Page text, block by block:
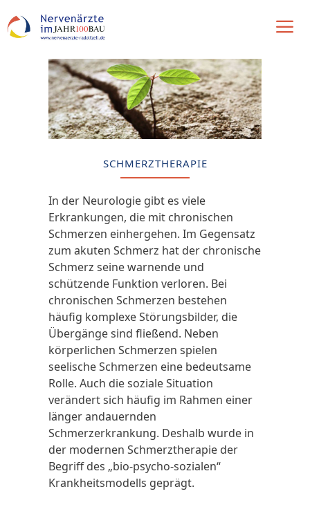
Inhalt
springen
SCHMERZTHERAPIE
In der Neurologie gibt es viele
Erkrankungen, die mit chronischen
Schmerzen einhergehen. Im Gegensatz
zum akuten Schmerz hat der chronische
Schmerz seine warnende und
schützende Funktion verloren. Bei
chronischen Schmerzen bestehen
häufig komplexe Störungsbilder, die
Übergänge sind fließend. Neben
körperlichen Schmerzen spielen
seelischeSchmerzen eine bedeutsame
Rolle. Auch die soziale Situation
verändert sich häufig im Rahmen einer
länger andauernden
Schmerzerkrankung. Deshalb wurde in
der modernen Schmerztherapie der
Begriff des „bio-psycho-sozialen“
Krankheitsmodells geprägt.